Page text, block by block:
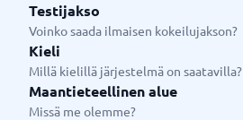
Testijakso
Voinko saada ilmaisen kokeilujakson?
Kieli
Millä kielillä järjestelmä on saatavilla?
Maantieteellinen alue
Missä me olemme?